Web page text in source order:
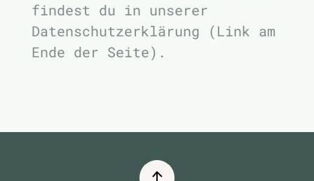
findest du in unserer
Datenschutzerklärung (Link am
Ende der Seite).